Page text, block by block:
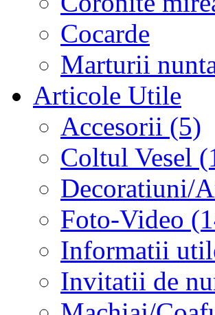
Cocarde
Marturii
Articole Utile
Accesorii (5)
Coltul Vesel
Decoratiuni/
Foto-Video
Informatii
Invitatii de